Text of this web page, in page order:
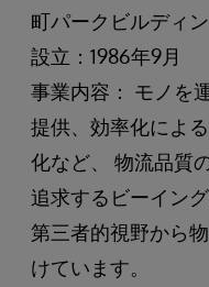
町パークビルディ
設立：1986年9月
事業内容： モノを
提供、効率化によ
化など、 物流品質
追求するビーイン
第三者的視野から
けています。